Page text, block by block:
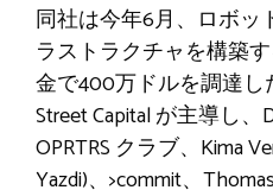
同社は今年6月、ロボッ
ラストラクチャを構築
金で400万ドルを調達
Street Capital が主導し、
OPRTRS クラブ、Kima
Yazdi)、>commit、